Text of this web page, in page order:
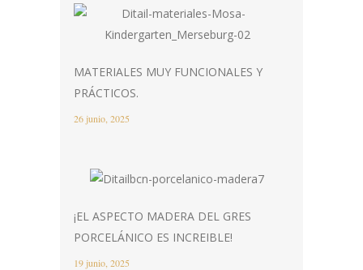
MATERIALES MUY FUNCIONALES Y
PRÁCTICOS.
26 junio, 2025
¡EL ASPECTO MADERA DEL GRES
PORCELÁNICO ES INCREIBLE!
19 junio, 2025